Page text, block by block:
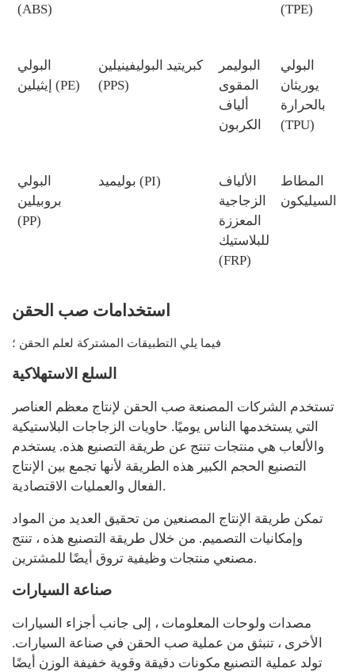
(ABS) (TPE)
البولي
إيثيلين (PE)
كبريتيد البوليفينيلين
(PPS)
البوليمر
المقوى
ألياف
الكربون
البولي
يوريثان
بالحرارة
(TPU)
البولي
بروبيلين
(PP)
بوليميد (PI)
الألياف
الزجاجية
المعززة
للبلاستيك
(FRP)
المطاط
السيليكون
استخدامات صب الحقن
فيما يلي التطبيقات المشتركة لعلم الحقن ؛
السلع الاستهلاكية
تستخدم الشركات المصنعة صب الحقن لإنتاج معظم العناصر
التي يستخدمها الناس يوميًا. حاويات الزجاجات البلاستيكية
والألعاب هي منتجات تنتج عن طريقة التصنيع هذه. يستخدم
التصنيع الحجم الكبير هذه الطريقة لأنها تجمع بين الإنتاج
الفعال والعمليات الاقتصادية.
تمكن طريقة الإنتاج المصنعين من تحقيق العديد من المواد
وإمكانيات التصميم. من خلال طريقة التصنيع هذه ، تنتج
مصنعي منتجات وظيفية تروق أيضًا للمشترين.
صناعة السيارات
مصدات ولوحات المعلومات ، إلى جانب أجزاء السيارات
الأخرى ، تنبثق من عملية صب الحقن في صناعة السيارات.
تولد عملية التصنيع مكونات دقيقة وقوية خفيفة الوزن أيضًا